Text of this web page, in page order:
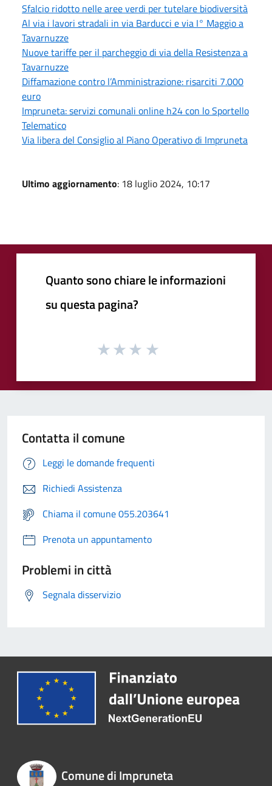
Sfalcio ridotto nelle aree verdi per tutelare biodiversità
Al via i lavori stradali in via Barducci e via I° Maggio a
Tavarnuzze
Nuove tariffe per il parcheggio di via della Resistenza a
Tavarnuzze
Diffamazione contro l’Amministrazione: risarciti 7.000
euro
Impruneta: servizi comunali online h24 con lo Sportello
Telematico
Via libera del Consiglio al Piano Operativo di Impruneta
Ultimo aggiornamento: 18 luglio 2024, 10:17
Quanto sono chiare le informazioni
su questa pagina?
Contatta il comune
Leggi le domande frequenti
Richiedi Assistenza
Chiama il comune 055.203641
Prenota un appuntamento
Problemi in città
Segnala disservizio
Comune di Impruneta